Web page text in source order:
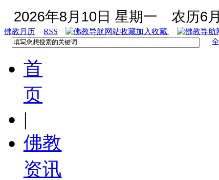
2026年8月10日 星期一 农历6
佛教月历 RSS
加入收藏
首
页
|
佛教
资讯